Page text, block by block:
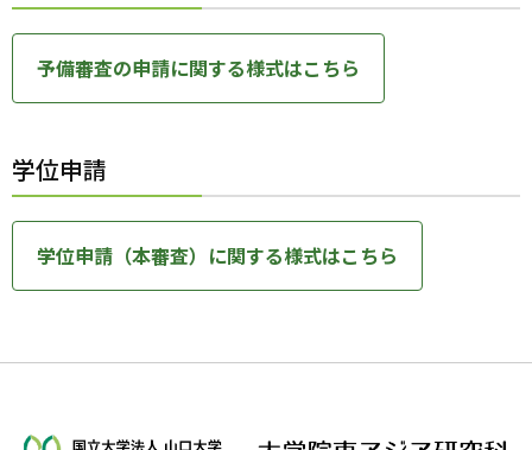
予備審査の申請に関する様式はこちら
学位申請
学位申請（本審査）に関する様式はこちら